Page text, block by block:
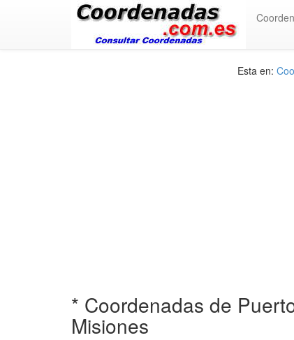
Esta en:
* Coordenadas de
Misiones